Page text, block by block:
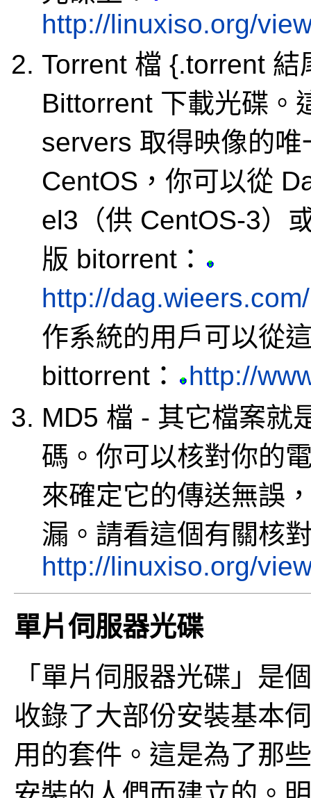
http://linuxiso.org/
Torrent 檔 {.torrent
Bittorrent 下載光碟。
servers 取得映像的
CentOS，你可以從
el3（供 CentOS-3）
版 bitorrent：
http://
作系統的用戶可以從
bittorrent：
http://
MD5 檔 - 其它檔案就
碼。你可以核對你的
來確定它的傳送無誤
漏。請看這個有關核
http://linuxiso.org/
單片伺服器光碟
「單片伺服器光碟」是
收錄了大部份安裝基本
用的套件。這是為了那